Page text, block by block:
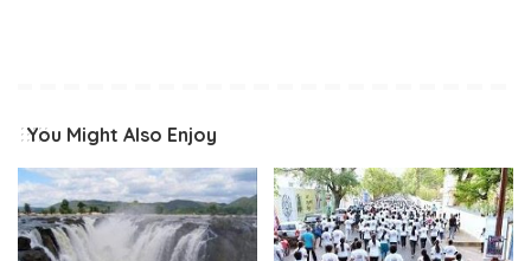
You Might Also Enjoy